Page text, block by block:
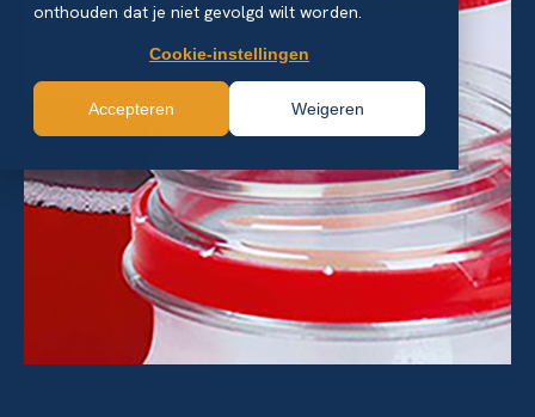
onthouden dat je niet gevolgd wilt worden.
Cookie-instellingen
Accepteren Weigeren